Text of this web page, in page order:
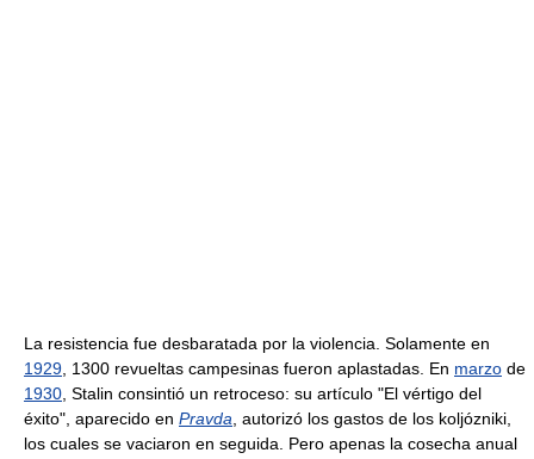
La resistencia fue desbaratada por la violencia. Solamente en
1929, 1300 revueltas campesinas fueron aplastadas. En marzo de
1930, Stalin consintió un retroceso: su artículo "El vértigo del
éxito", aparecido en Pravda, autorizó los gastos de los koljózniki,
los cuales se vaciaron en seguida. Pero apenas la cosecha anual